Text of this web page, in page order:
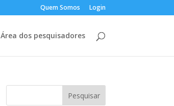
Quem Somos Login
Área dos pesquisadores